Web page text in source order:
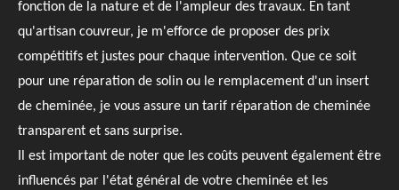
fonction de la nature et de l'ampleur des travaux. En tant
qu'artisan couvreur, je m'efforce de proposer des prix
compétitifs et justes pour chaque intervention. Que ce soit
pour une réparation de solin ou le remplacement d'un insert
de cheminée, je vous assure un tarif réparation de cheminée
transparent et sans surprise.
Il est important de noter que les coûts peuvent également être
influencés par l'état général de votre cheminée et les